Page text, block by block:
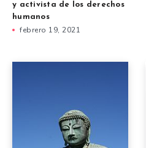
y activista de los derechos
humanos
febrero 19, 2021